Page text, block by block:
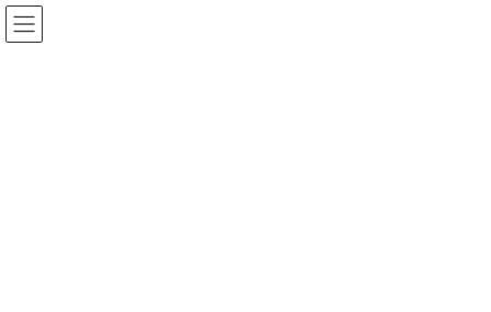
コ
ン
ナ
ビ